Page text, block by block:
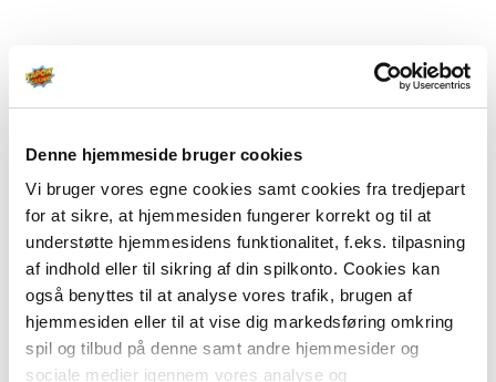
Denne hjemmeside bruger cookies
Vi bruger vores egne cookies samt cookies fra tredjepart
for at sikre, at hjemmesiden fungerer korrekt og til at
understøtte hjemmesidens funktionalitet, f.eks. tilpasning
af indhold eller til sikring af din spilkonto. Cookies kan
også benyttes til at analyse vores trafik, brugen af
hjemmesiden eller til at vise dig markedsføring omkring
spil og tilbud på denne samt andre hjemmesider og
sociale medier igennem vores analyse og